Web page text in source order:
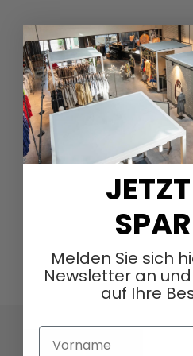
Melden Sie sich
Newsletter an
auf Ihre
Vorname